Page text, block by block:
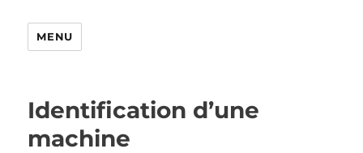
MENU
Identification d’une
machine